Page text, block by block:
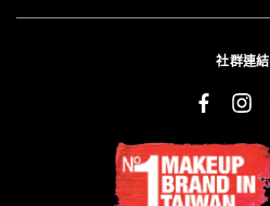
社群連結